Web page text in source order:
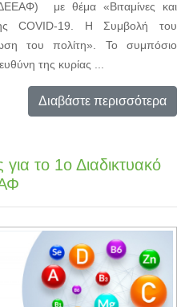
με θέμα «Βιταμίνες και
COVID-19. Η Συμβολή του
του πολίτη». Το συμπόσιο
της κυρίας ...
Διαβάστε περισσότερα
το 1ο Διαδικτυακό